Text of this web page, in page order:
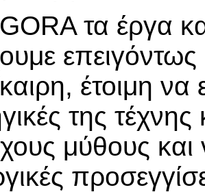
τα έργα
έτοιμη
της
μύθους και